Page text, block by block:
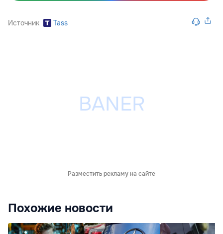
Источник Tass
Разместить рекламу на сайте
Похожие новости